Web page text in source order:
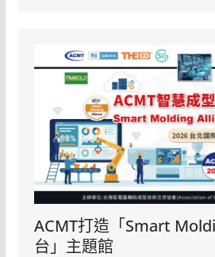
ACMT打造「Smart
台」主題館